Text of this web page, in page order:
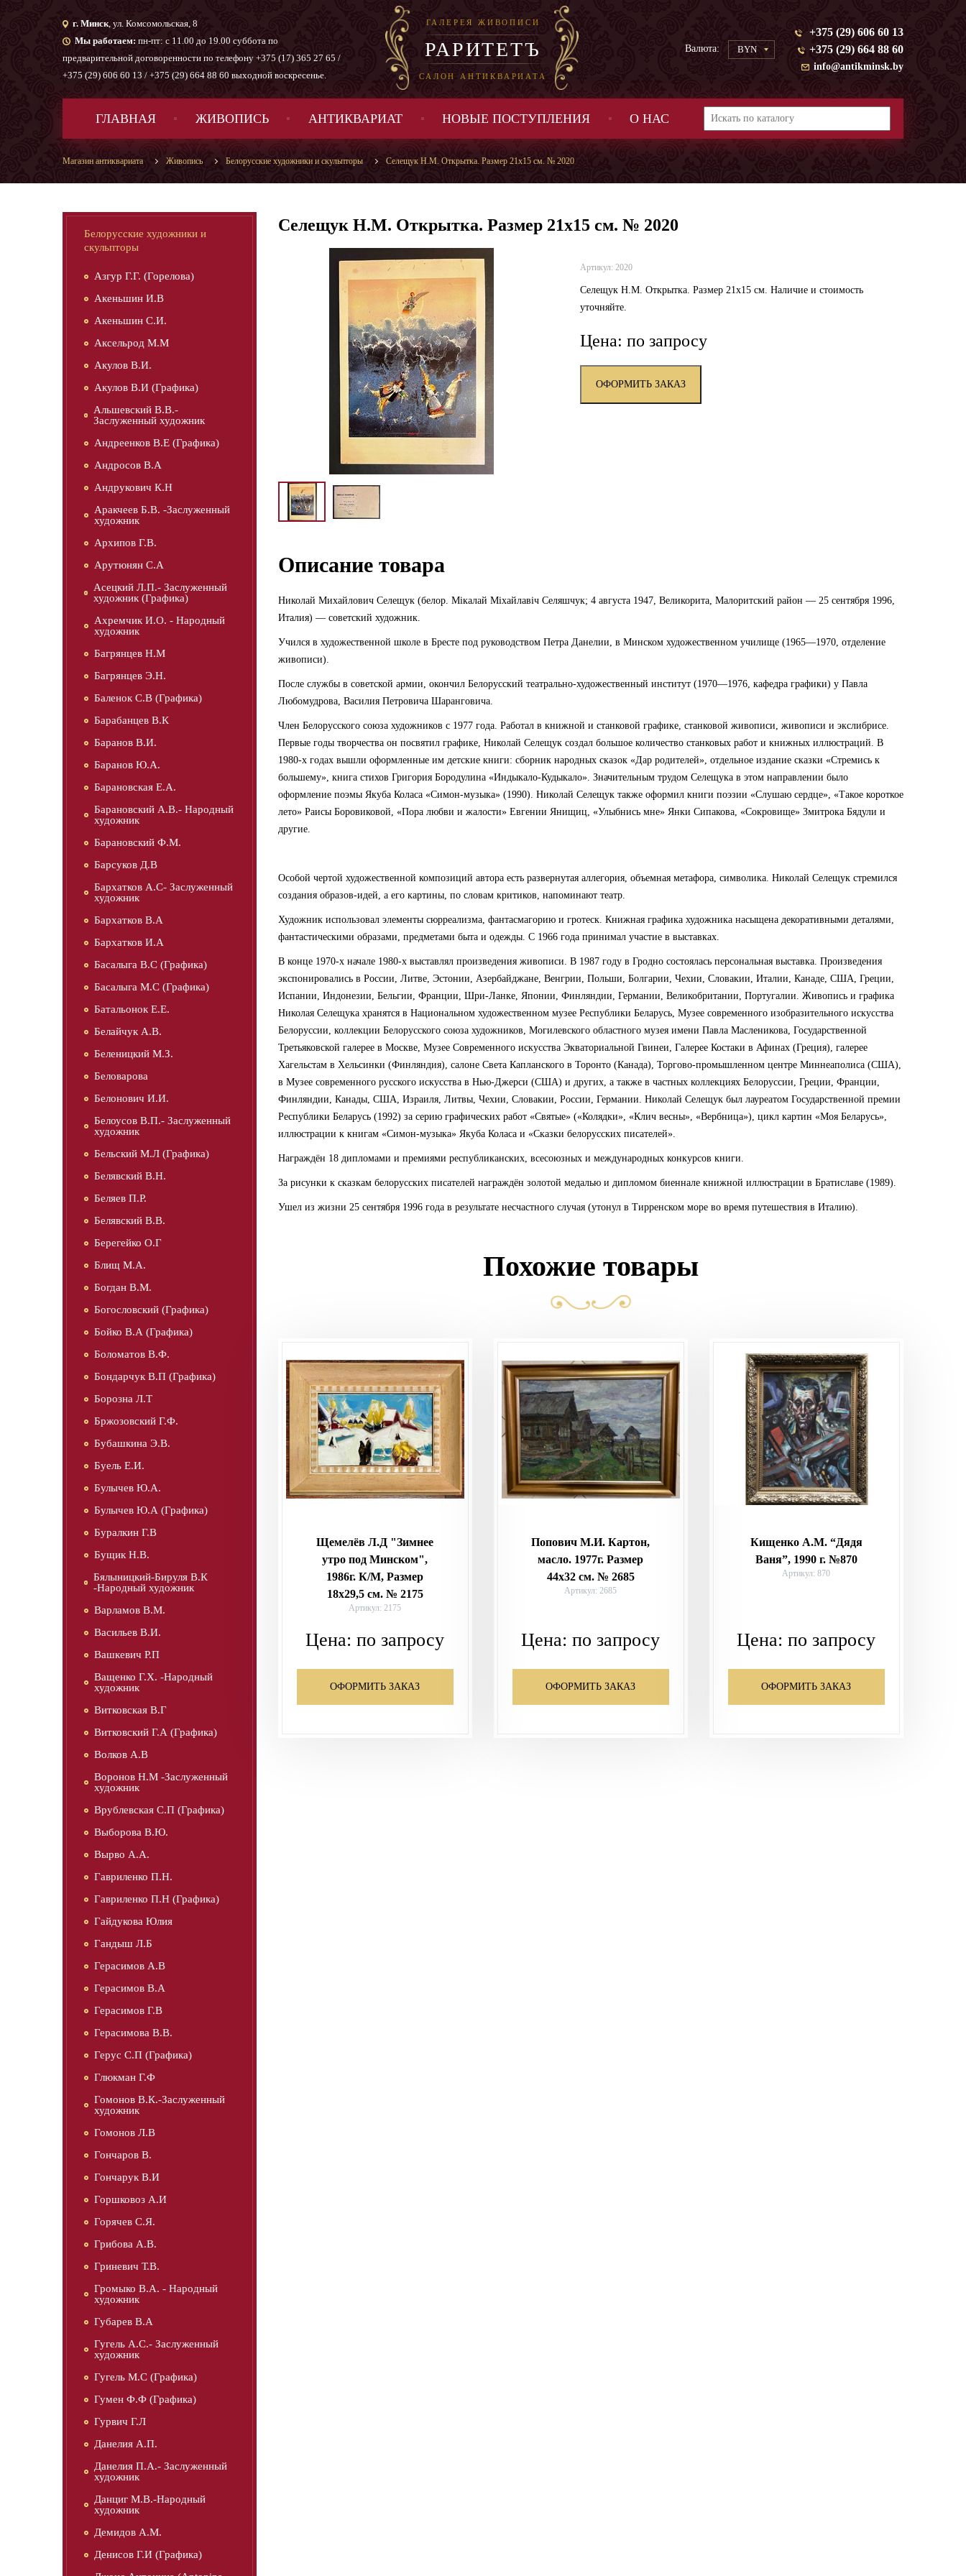
ГАЛЕРЕЯ ЖИВОПИСИ
РАРИТЕТЪ
САЛОН АНТИКВАРИАТА
г. Минск , ул. Комсомольская, 8
Мы работаем: пн-пт: с 11.00 до 19.00 суббота по
предварительной договоренности по телефону +375 (17) 365 27 65 /
+375 (29) 606 60 13 / +375 (29) 664 88 60 выходной воскресенье.
Валюта: BYN
+375 (29) 606 60 13
+375 (29) 664 88 60
info@antikminsk.by
ГЛАВНАЯ ЖИВОПИСЬ АНТИКВАРИАТ НОВЫЕ ПОСТУПЛЕНИЯ О НАС
Магазин антиквариата Живопись Белорусские художники и скульпторы Селещук Н.М. Открытка. Размер 21х15 см. № 2020
Белорусские художники и
скульпторы
Азгур Г.Г. (Горелова)
Акеньшин И.В
Акеньшин С.И.
Аксельрод М.М
Акулов В.И.
Акулов В.И (Графика)
Альшевский В.В.-
Заслуженный художник
Андреенков В.Е (Графика)
Андросов В.А
Андрукович К.Н
Аракчеев Б.В. -Заслуженный
художник
Архипов Г.В.
Арутюнян С.А
Асецкий Л.П.- Заслуженный
художник (Графика)
Ахремчик И.О. - Народный
художник
Багрянцев Н.М
Багрянцев Э.Н.
Баленок С.В (Графика)
Барабанцев В.К
Баранов В.И.
Баранов Ю.А.
Барановская Е.А.
Барановский А.В.- Народный
художник
Барановский Ф.М.
Барсуков Д.В
Бархатков А.С- Заслуженный
художник
Бархатков В.А
Бархатков И.А
Басалыга В.С (Графика)
Басалыга М.С (Графика)
Батальонок Е.Е.
Белайчук А.В.
Беленицкий М.З.
Беловарова
Белонович И.И.
Белоусов В.П.- Заслуженный
художник
Бельский М.Л (Графика)
Белявский В.Н.
Беляев П.Р.
Белявский В.В.
Берегейко О.Г
Блищ М.А.
Богдан В.М.
Богословский (Графика)
Бойко В.А (Графика)
Боломатов В.Ф.
Бондарчук В.П (Графика)
Борозна Л.Т
Бржозовский Г.Ф.
Бубашкина Э.В.
Буель Е.И.
Булычев Ю.А.
Булычев Ю.А (Графика)
Буралкин Г.В
Бущик Н.В.
Бялыницкий-Бируля В.К
-Народный художник
Варламов В.М.
Васильев В.И.
Вашкевич Р.П
Ващенко Г.Х. -Народный
художник
Витковская В.Г
Витковский Г.А (Графика)
Волков А.В
Воронов Н.М -Заслуженный
художник
Врублевская С.П (Графика)
Выборова В.Ю.
Вырво А.А.
Гавриленко П.Н.
Гавриленко П.Н (Графика)
Гайдукова Юлия
Гандыш Л.Б
Герасимов А.В
Герасимов В.А
Герасимов Г.В
Герасимова В.В.
Герус С.П (Графика)
Глюкман Г.Ф
Гомонов В.К.-Заслуженный
художник
Гомонов Л.В
Гончаров В.
Гончарук В.И
Горшковоз А.И
Горячев С.Я.
Грибова А.В.
Гриневич Т.В.
Громыко В.А. - Народный
художник
Губарев В.А
Гугель А.С.- Заслуженный
художник
Гугель М.С (Графика)
Гумен Ф.Ф (Графика)
Гурвич Г.Л
Данелия А.П.
Данелия П.А.- Заслуженный
художник
Данциг М.В.-Народный
художник
Демидов А.М.
Денисов Г.И (Графика)
Селещук Н.М. Открытка. Размер 21х15 см. № 2020
Артикул: 2020
Селещук Н.М. Открытка. Размер 21х15 см. Наличие и стоимость
уточняйте.
Цена: по запросу
ОФОРМИТЬ ЗАКАЗ
Описание товара
Николай Михайлович Селещук (белор. Мікалай Міхайлавіч Селяшчук; 4 августа 1947, Великорита, Малоритский район — 25 сентября 1996,
Италия) — советский художник.
Учился в художественной школе в Бресте под руководством Петра Данелии, в Минском художественном училище (1965—1970, отделение
живописи).
После службы в советской армии, окончил Белорусский театрально-художественный институт (1970—1976, кафедра графики) у Павла
Любомудрова, Василия Петровича Шаранговича.
Член Белорусского союза художников с 1977 года. Работал в книжной и станковой графике, станковой живописи, живописи и экслибрисе.
Первые годы творчества он посвятил графике, Николай Селещук создал большое количество станковых работ и книжных иллюстраций. В
1980-х годах вышли оформленные им детские книги: сборник народных сказок «Дар родителей», отдельное издание сказки «Стремись к
большему», книга стихов Григория Бородулина «Индыкало-Кудыкало». Значительным трудом Селещука в этом направлении было
оформление поэмы Якуба Коласа «Симон-музыка» (1990). Николай Селещук также оформил книги поэзии «Слушаю сердце», «Такое короткое
лето» Раисы Боровиковой, «Пора любви и жалости» Евгении Янищиц, «Улыбнись мне» Янки Сипакова, «Сокровище» Змитрока Бядули и
другие.
Особой чертой художественной композиций автора есть развернутая аллегория, объемная метафора, символика. Николай Селещук стремился
создания образов-идей, а его картины, по словам критиков, напоминают театр.
Художник использовал элементы сюрреализма, фантасмагорию и гротеск. Книжная графика художника насыщена декоративными деталями,
фантастическими образами, предметами быта и одежды. С 1966 года принимал участие в выставках.
В конце 1970-х начале 1980-х выставлял произведения живописи. В 1987 году в Гродно состоялась персональная выставка. Произведения
экспонировались в России, Литве, Эстонии, Азербайджане, Венгрии, Польши, Болгарии, Чехии, Словакии, Италии, Канаде, США, Греции,
Испании, Индонезии, Бельгии, Франции, Шри-Ланке, Японии, Финляндии, Германии, Великобритании, Португалии. Живопись и графика
Николая Селещука хранятся в Национальном художественном музее Республики Беларусь, Музее современного изобразительного искусства
Белоруссии, коллекции Белорусского союза художников, Могилевского областного музея имени Павла Масленикова, Государственной
Третьяковской галерее в Москве, Музее Современного искусства Экваториальной Гвинеи, Галерее Костаки в Афинах (Греция), галерее
Хагельстам в Хельсинки (Финляндия), салоне Света Капланского в Торонто (Канада), Торгово-промышленном центре Миннеаполиса (США),
в Музее современного русского искусства в Нью-Джерси (США) и других, а также в частных коллекциях Белоруссии, Греции, Франции,
Финляндии, Канады, США, Израиля, Литвы, Чехии, Словакии, России, Германии. Николай Селещук был лауреатом Государственной премии
Республики Беларусь (1992) за серию графических работ «Святые» («Колядки», «Клич весны», «Вербница»), цикл картин «Моя Беларусь»,
иллюстрации к книгам «Симон-музыка» Якуба Коласа и «Сказки белорусских писателей».
Награждён 18 дипломами и премиями республиканских, всесоюзных и международных конкурсов книги.
За рисунки к сказкам белорусских писателей награждён золотой медалью и дипломом биеннале книжной иллюстрации в Братиславе (1989).
Ушел из жизни 25 сентября 1996 года в результате несчастного случая (утонул в Тирренском море во время путешествия в Италию).
Похожие товары
Щемелёв Л.Д "Зимнее
утро под Минском",
1986г. К/М, Размер
18х29,5 см. № 2175
Артикул: 2175
Цена:по запросу
ОФОРМИТЬ ЗАКАЗ
Попович М.И. Картон,
масло. 1977г. Размер
44х32 см. № 2685
Артикул: 2685
Цена:по запросу
ОФОРМИТЬ ЗАКАЗ
Кищенко А.М. “Дядя
Ваня”, 1990 г. №870
Артикул: 870
Цена:по запросу
ОФОРМИТЬ ЗАКАЗ